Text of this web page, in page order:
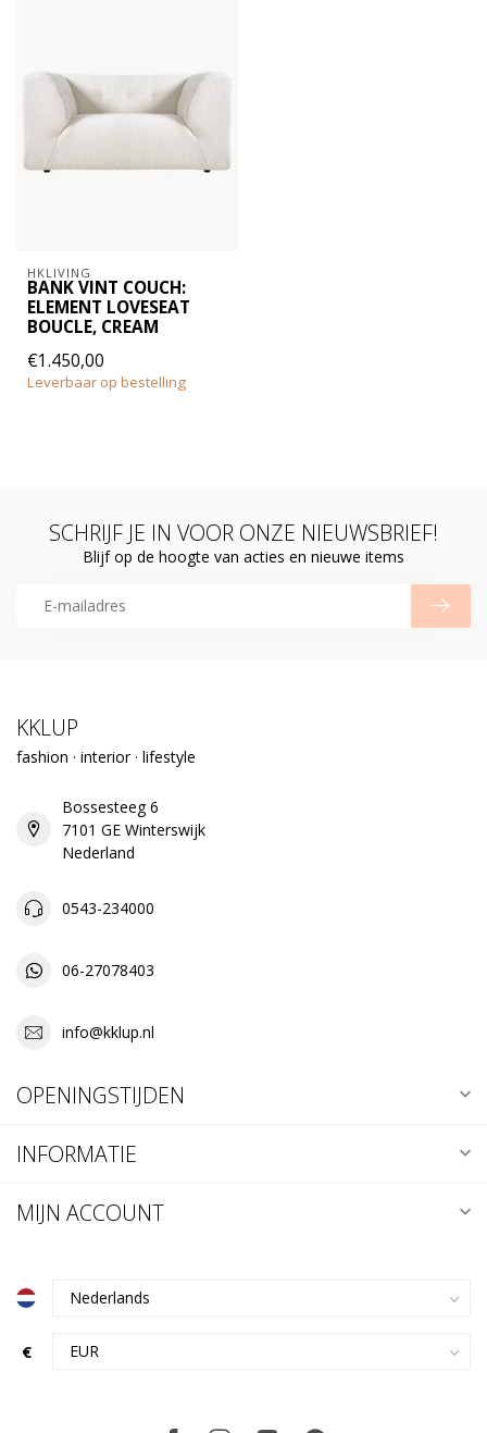
HKLIVING
BANK VINT COUCH:
ELEMENT LOVESEAT
BOUCLE, CREAM
€1.450,00
Leverbaar op bestelling
SCHRIJF JE IN VOOR ONZE NIEUWSBRIEF!
Blijf op de hoogte van acties en nieuwe items
KKLUP
fashion · interior · lifestyle
Bossesteeg 6
7101 GE Winterswijk
Nederland
0543-234000
06-27078403
info@kklup.nl
OPENINGSTIJDEN
INFORMATIE
MIJN ACCOUNT
€